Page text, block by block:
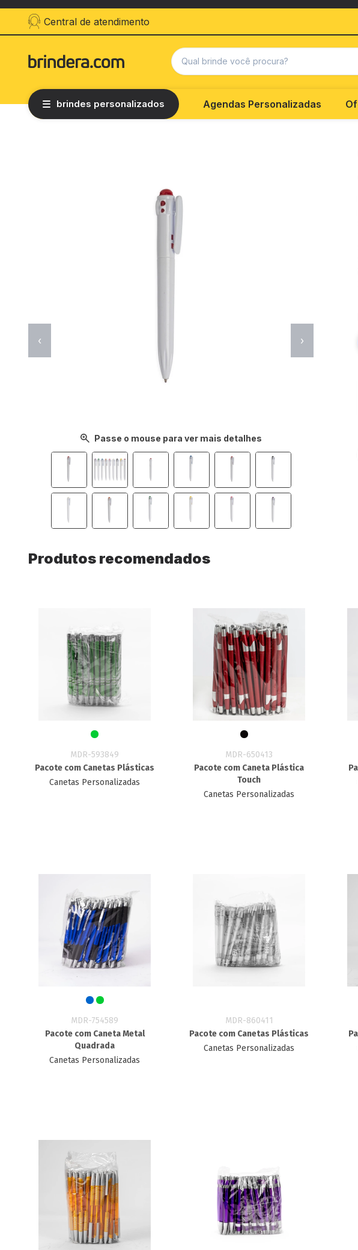
Central de atendimento
brindes personalizados Agendas Personalizadas
Passe o mouse para ver mais detalhes
‹ ›
Produtos recomendados
MDR-593849
Pacote com Canetas Plásticas
Canetas Personalizadas
MDR-650413
Pacote com Caneta Plástica
Touch
Canetas Personalizadas
MDR-754589
Pacote com Caneta Metal
Quadrada
Canetas Personalizadas
MDR-860411
Pacote com Canetas Plásticas
Canetas Personalizadas